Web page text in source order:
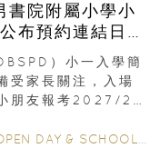
院附屬小學小
布預約連結日期
）小一入學簡
受家長關注，入場
朋友報考2027/28
DAY & SCHOOL EVENTS